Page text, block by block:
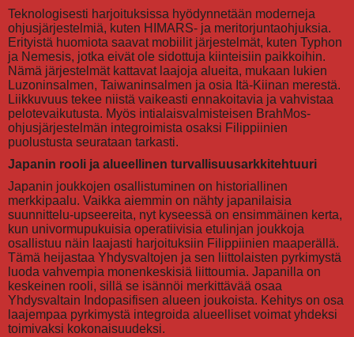
Teknologisesti harjoituksissa hyödynnetään moderneja
ohjusjärjestelmiä, kuten HIMARS- ja meritorjuntaohjuksia.
Erityistä huomiota saavat mobiilit järjestelmät, kuten Typhon
ja Nemesis, jotka eivät ole sidottuja kiinteisiin paikkoihin.
Nämä järjestelmät kattavat laajoja alueita, mukaan lukien
Luzoninsalmen, Taiwaninsalmen ja osia Itä-Kiinan merestä.
Liikkuvuus tekee niistä vaikeasti ennakoitavia ja vahvistaa
pelotevaikutusta. Myös intialaisvalmisteisen BrahMos-
ohjusjärjestelmän integroimista osaksi Filippiinien
puolustusta seurataan tarkasti.
Japanin rooli ja alueellinen turvallisuusarkkitehtuuri
Japanin joukkojen osallistuminen on historiallinen
merkkipaalu. Vaikka aiemmin on nähty japanilaisia
suunnittelu-upseereita, nyt kyseessä on ensimmäinen kerta,
kun univormupukuisia operatiivisia etulinjan joukkoja
osallistuu näin laajasti harjoituksiin Filippiinien maaperällä.
Tämä heijastaa Yhdysvaltojen ja sen liittolaisten pyrkimystä
luoda vahvempia monenkeskisiä liittoumia. Japanilla on
keskeinen rooli, sillä se isännöi merkittävää osaa
Yhdysvaltain Indopasifisen alueen joukoista. Kehitys on osa
laajempaa pyrkimystä integroida alueelliset voimat yhdeksi
toimivaksi kokonaisuudeksi.